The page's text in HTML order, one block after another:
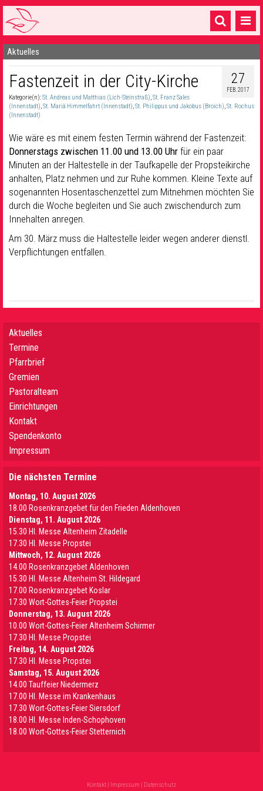
Startseite
1 Pfarrei
16 Gemeinden & mehr
Sakramente & Feste
Gemeinschaft & Soziales
Musik & Kultur
Seelsorge & Kontakt
Aktuelles
27
FEB. 2017
Fastenzeit in der City-Kirche
Kategorie(n):St. Andreas und Matthias (Lich-Steinstraß),St. Franz Sales
(Innenstadt),St. Mariä Himmelfahrt (Innenstadt),St. Philippus und Jakobus (Broich),St. Rochus
(Innenstadt)
Wie wäre es mit einem festen Termin während der Fastenzeit:
Donnerstags zwischen 11.00 und 13.00 Uhr für ein paar
Minuten an der Haltestelle in der Taufkapelle der Propsteikirche
anhalten, Platz nehmen und zur Ruhe kommen. Kleine Texte auf
sogenannten Hosentaschenzettel zum Mitnehmen möchten Sie
durch die Woche begleiten und Sie auch zwischendurch zum
Innehalten anregen.
Am 30. März muss die Haltestelle leider wegen anderer dienstl.
Verpflichtungen entfallen.
Aktuelles
Termine
Pfarrbrief
Gremien
Pastoralteam
Einrichtungen
Kontakt
Spendenkonto
Impressum
Die nächsten Termine
Montag, 10. August 2026
18.00 Rosenkranzgebet für den Frieden Aldenhoven
Dienstag, 11. August 2026
15.30 Hl. Messe Altenheim Zitadelle
17.30 Hl. Messe Propstei
Mittwoch, 12. August 2026
14.00 Rosenkranzgebet Aldenhoven
15.30 Hl. Messe Altenheim St. Hildegard
17.00 Rosenkranzgebet Koslar
17.30 Wort-Gottes-Feier Propstei
Donnerstag, 13. August 2026
10.00 Wort-Gottes-Feier Altenheim Schirmer
17.30 Hl. Messe Propstei
Freitag, 14. August 2026
17.30 Hl. Messe Propstei
Samstag, 15. August 2026
14.00 Tauffeier Niedermerz
17.00 Hl. Messe im Krankenhaus
17.30 Wort-Gottes-Feier Siersdorf
18.00 Hl. Messe Inden-Schophoven
18.00 Wort-Gottes-Feier Stetternich
Kontakt | Impressum | Datenschutz